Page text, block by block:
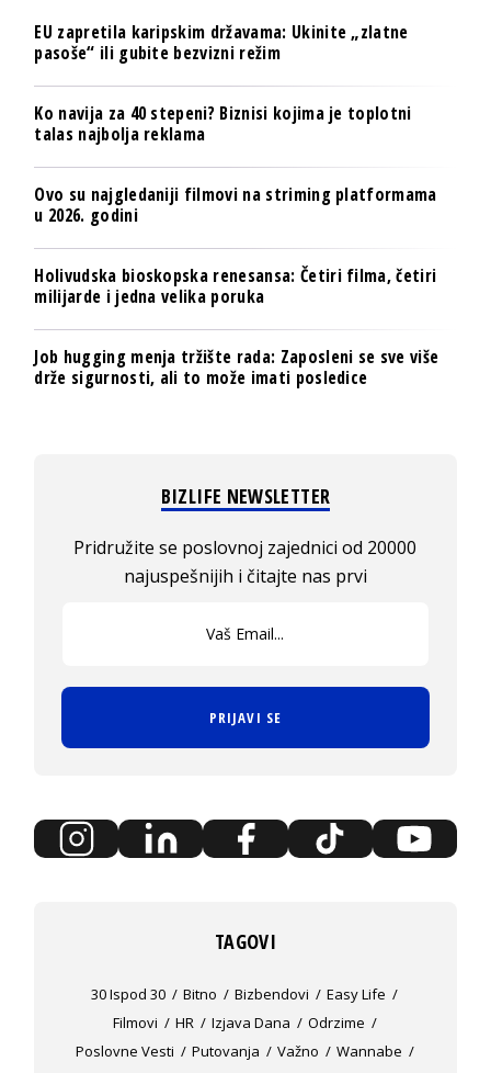
EU zapretila karipskim državama: Ukinite „zlatne
pasoše“ ili gubite bezvizni režim
Ko navija za 40 stepeni? Biznisi kojima je toplotni
talas najbolja reklama
Ovo su najgledaniji filmovi na striming platformama
u 2026. godini
Holivudska bioskopska renesansa: Četiri filma, četiri
milijarde i jedna velika poruka
Job hugging menja tržište rada: Zaposleni se sve više
drže sigurnosti, ali to može imati posledice
BIZLIFE NEWSLETTER
Pridružite se poslovnoj zajednici od 20000
najuspešnijih i čitajte nas prvi
PRIJAVI SE
TAGOVI
30 Ispod 30 Bitno Bizbendovi
Easy Life
Filmovi
HR Izjava Dana
Odrzime
Poslovne Vesti
Putovanja Važno
Wannabe